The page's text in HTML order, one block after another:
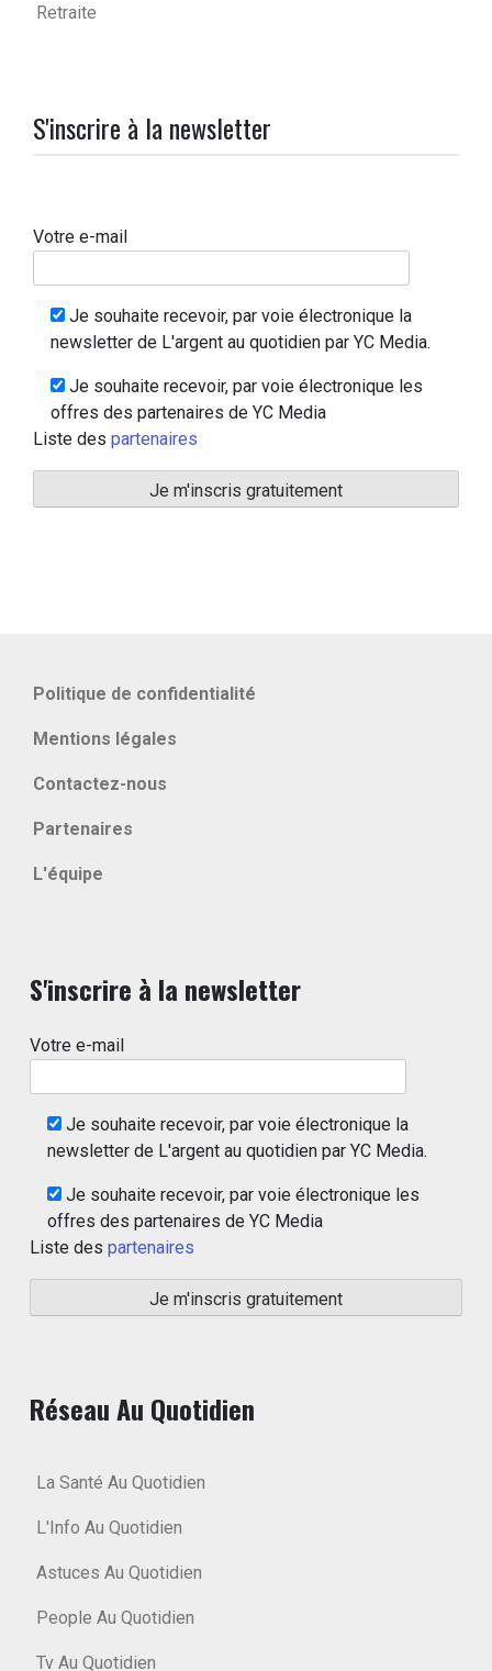
Retraite
S'inscrire à la newsletter
Votre e-mail
Je souhaite recevoir, par voie électronique la
newsletter de L'argent au quotidien par YC Media.
Je souhaite recevoir, par voie électronique les
offres des partenaires de YC Media
Liste des partenaires
Politique de confidentialité
Mentions légales
Contactez-nous
Partenaires
L'équipe
S'inscrire à la newsletter
Votre e-mail
Je souhaite recevoir, par voie électronique la
newsletter de L'argent au quotidien par YC Media.
Je souhaite recevoir, par voie électronique les
offres des partenaires de YC Media
Liste des partenaires
Réseau Au Quotidien
La Santé Au Quotidien
L'Info Au Quotidien
Astuces Au Quotidien
People Au Quotidien
Tv Au Quotidien